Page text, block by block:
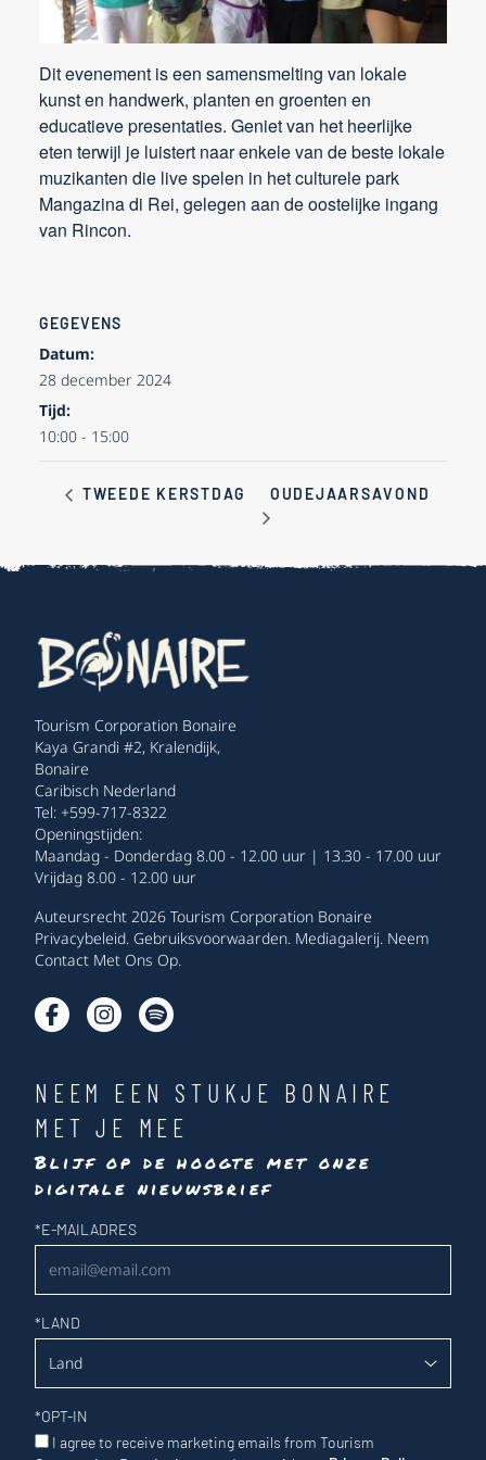
Dit evenement is een samensmelting van lokale
kunst en handwerk, planten en groenten en
educatieve presentaties. Geniet van het heerlijke
eten terwijl je luistert naar enkele van de beste lokale
muzikanten die live spelen in het culturele park
Mangazina di Rei, gelegen aan de oostelijke ingang
van Rincon.
GEGEVENS
Datum:
28 december 2024
Tijd:
10:00 - 15:00
TWEEDE KERSTDAG OUDEJAARSAVOND
Tourism Corporation Bonaire
Kaya Grandi #2, Kralendijk,
Bonaire
Caribisch Nederland
Tel: +599-717-8322
Openingstijden:
Maandag - Donderdag 8.00 - 12.00 uur | 13.30 - 17.00 uur
Vrijdag 8.00 - 12.00 uur
Auteursrecht 2026 Tourism Corporation Bonaire
Privacybeleid. Gebruiksvoorwaarden. Mediagalerij. Neem
Contact Met Ons Op.
NEEM EEN STUKJE BONAIRE
MET JE MEE
Blijf op de hoogte met onze
digitale nieuwsbrief
Nieuwsbrief
*E-MAILADRES
*LAND
*OPT-IN
I agree to receive marketing emails from Tourism